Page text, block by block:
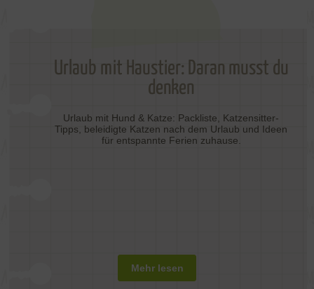
Urlaub mit Haustier: Daran musst du
denken
Urlaub mit Hund & Katze: Packliste, Katzensitter-
Tipps, beleidigte Katzen nach dem Urlaub und Ideen
für entspannte Ferien zuhause.
Mehr lesen